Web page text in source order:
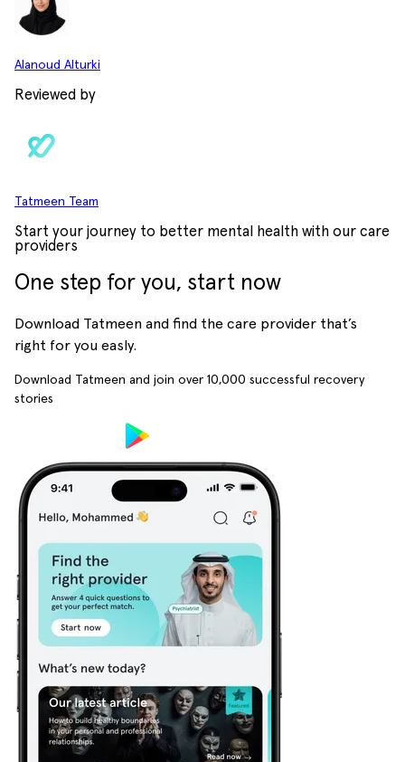
Alanoud Alturki
Reviewed by
Tatmeen Team
Start your journey to better mental health with our care
providers
One step for you, start now
Download Tatmeen and find the care provider that’s
right for you easly.
Download Tatmeen and join over 10,000 successful recovery
stories